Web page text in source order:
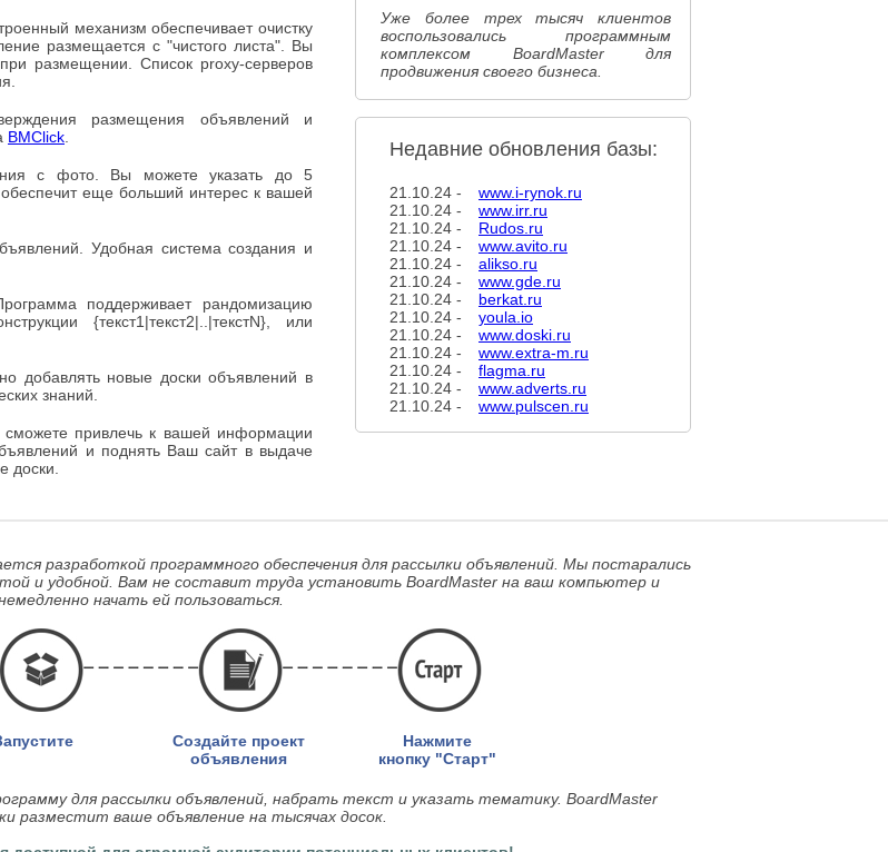
механизм обеспечивает очистку
размещается с "чистого листа". Вы
размещении. Список proxy-серверов
размещения объявлений и
BMClick
с фото. Вы можете указать до 5
еще больший интерес к вашей
Удобная система создания и
поддерживает рандомизацию
{текст1|текст2|..|текстN}, или
добавлять новые доски объявлений в
знаний.
сможете привлечь к вашей информации
и поднять Ваш сайт в выдаче
доски.
Уже более трех тысяч клиентов
воспользовались программным
комплексом BoardMaster для
продвижения своего бизнеса.
Недавние обновления базы:
21.10.24 -
www.i-rynok.ru
21.10.24 -
www.irr.ru
21.10.24 -
Rudos.ru
21.10.24 -
www.avito.ru
21.10.24 -
alikso.ru
21.10.24 -
www.gde.ru
21.10.24 -
berkat.ru
21.10.24 -
youla.io
21.10.24 -
www.doski.ru
21.10.24 -
www.extra-m.ru
21.10.24 -
flagma.ru
21.10.24 -
www.adverts.ru
21.10.24 -
www.pulscen.ru
разработкой программного обеспечения для рассылки объявлений. Мы постарались
и удобной. Вам не составит труда установить BoardMaster на ваш компьютер и
начать ей пользоваться.
Создайте проект
объявления
Нажмите
кнопку "Старт"
для рассылки объявлений, набрать текст и указать тематику. BoardMaster
разместит ваше объявление на тысячах досок.